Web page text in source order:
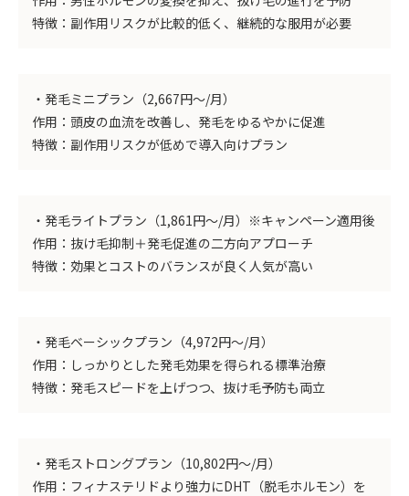
特徴：副作用リスクが比較的低く、継続的な服用が必要
・発毛ミニプラン（2,667円～/月）
作用：頭皮の血流を改善し、発毛をゆるやかに促進
特徴：副作用リスクが低めで導入向けプラン
・発毛ライトプラン（1,861円～/月）※キャンペーン適用後
作用：抜け毛抑制＋発毛促進の二方向アプローチ
特徴：効果とコストのバランスが良く人気が高い
・発毛ベーシックプラン（4,972円～/月）
作用：しっかりとした発毛効果を得られる標準治療
特徴：発毛スピードを上げつつ、抜け毛予防も両立
・発毛ストロングプラン（10,802円～/月）
作用：フィナステリドより強力にDHT（脱毛ホルモン）を